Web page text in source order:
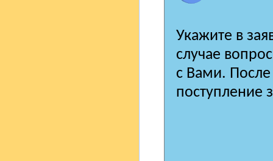
Укажите в
случае
с Вами.
поступление